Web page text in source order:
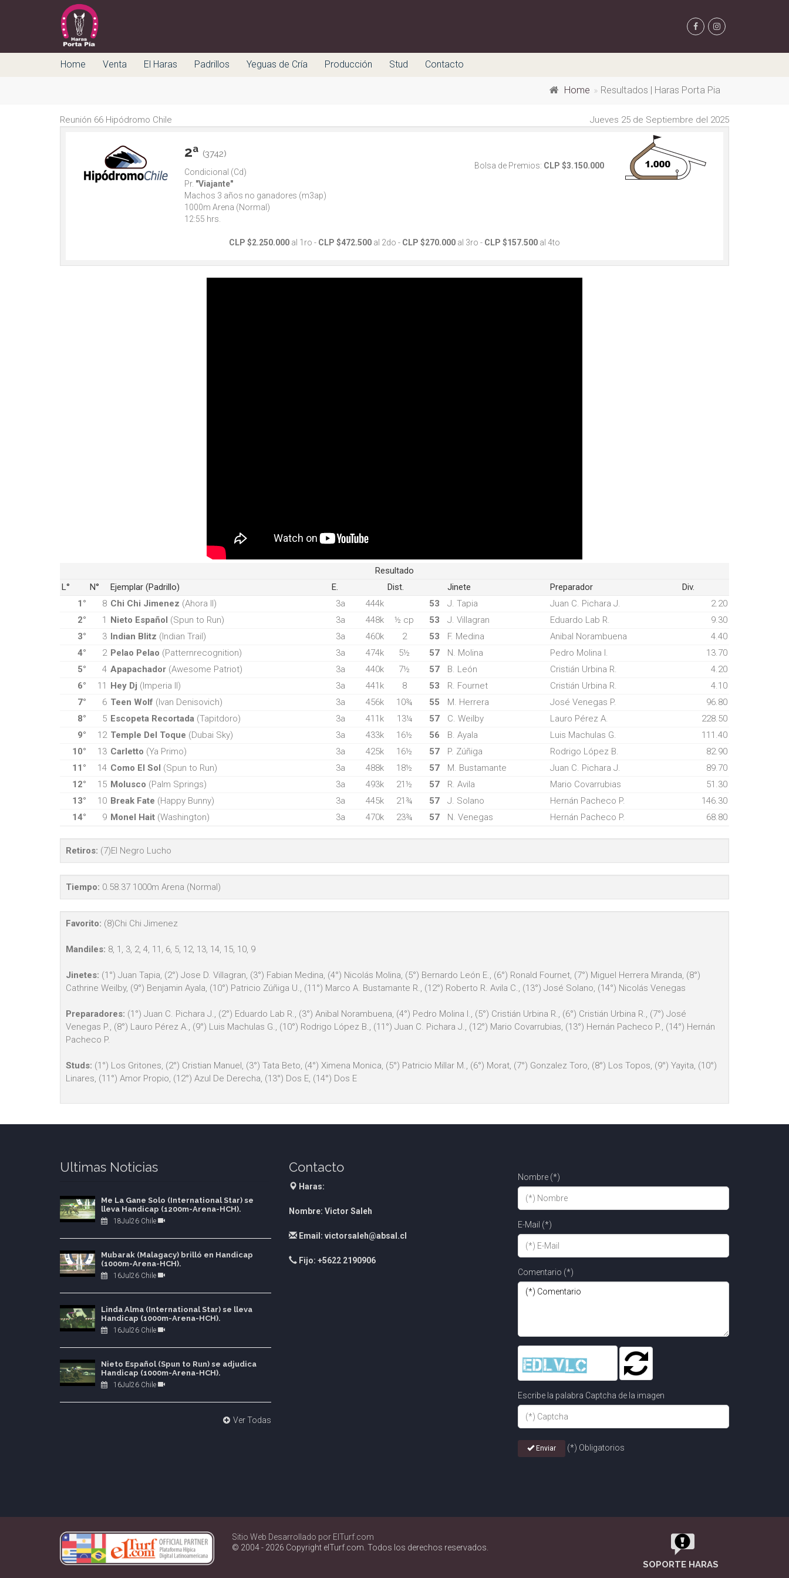
Home Venta El Haras Padrillos Yeguas de Cría Producción Stud Contacto
Home Resultados | Haras Porta Pia
Reunión 66 Hipódromo Chile Jueves 25 de Septiembre del 2025
2ª (3742)
Condicional (Cd)
Pr. "Viajante"
Machos 3 años no ganadores (m3ap)
1000m Arena (Normal)
12:55 hrs.
Bolsa de Premios: CLP $3.150.000
CLP $2.250.000 al 1ro - CLP $472.500 al 2do - CLP $270.000 al 3ro - CLP $157.500 al 4to
Resultado
L°
N° Ejemplar (Padrillo) E. Dist. Jinete Preparador
Div.
1°
8 Chi Chi Jimenez (Ahora II) 3a 444k 53 J. Tapia Juan C. Pichara J.
2.20
2°
1 Nieto Español (Spun to Run) 3a 448k ½ cp 53 J. Villagran Eduardo Lab R.
9.30
3°
3 Indian Blitz (Indian Trail) 3a 460k 2 53 F. Medina Anibal Norambuena
4.40
4°
2 Pelao Pelao (Patternrecognition) 3a 474k 5½ 57 N. Molina Pedro Molina I.
13.70
5°
4 Apapachador (Awesome Patriot) 3a 440k 7½ 57 B. León Cristián Urbina R.
4.20
6°
11 Hey Dj (Imperia II) 3a 441k 8 53 R. Fournet Cristián Urbina R.
4.10
7°
6 Teen Wolf (Ivan Denisovich) 3a 456k 10¾ 55 M. Herrera José Venegas P.
96.80
8°
5 Escopeta Recortada (Tapitdoro) 3a 411k 13¼ 57 C. Weilby Lauro Pérez A.
228.50
9°
12 Temple Del Toque (Dubai Sky) 3a 433k 16½ 56 B. Ayala Luis Machulas G.
111.40
10°
13 Carletto (Ya Primo) 3a 425k 16½ 57 P. Zúñiga Rodrigo López B.
82.90
11°
14 Como El Sol (Spun to Run) 3a 488k 18½ 57 M. Bustamante Juan C. Pichara J.
89.70
12°
15 Molusco (Palm Springs) 3a 493k 21½ 57 R. Avila Mario Covarrubias
51.30
13°
10 Break Fate (Happy Bunny) 3a 445k 21¾ 57 J. Solano Hernán Pacheco P.
146.30
14°
9 Monel Hait (Washington) 3a 470k 23¾ 57 N. Venegas Hernán Pacheco P. 68.80
Retiros: (7)El Negro Lucho
Tiempo: 0.58.37 1000m Arena (Normal)
Favorito: (8)Chi Chi Jimenez
Mandiles: 8, 1, 3, 2, 4, 11, 6, 5, 12, 13, 14, 15, 10, 9
Jinetes: (1°) Juan Tapia, (2°) Jose D. Villagran, (3°) Fabian Medina, (4°) Nicolás Molina, (5°) Bernardo León E., (6°) Ronald Fournet, (7°) Miguel Herrera Miranda, (8°)
Cathrine Weilby, (9°) Benjamin Ayala, (10°) Patricio Zúñiga U., (11°) Marco A. Bustamante R., (12°) Roberto R. Avila C., (13°) José Solano, (14°) Nicolás Venegas
Preparadores: (1°) Juan C. Pichara J., (2°) Eduardo Lab R., (3°) Anibal Norambuena, (4°) Pedro Molina I., (5°) Cristián Urbina R., (6°) Cristián Urbina R., (7°) José
Venegas P., (8°) Lauro Pérez A., (9°) Luis Machulas G., (10°) Rodrigo López B., (11°) Juan C. Pichara J., (12°) Mario Covarrubias, (13°) Hernán Pacheco P., (14°) Hernán
Pacheco P.
Studs: (1°) Los Gritones, (2°) Cristian Manuel, (3°) Tata Beto, (4°) Ximena Monica, (5°) Patricio Millar M., (6°) Morat, (7°) Gonzalez Toro, (8°) Los Topos, (9°) Yayita, (10°)
Linares, (11°) Amor Propio, (12°) Azul De Derecha, (13°) Dos E, (14°) Dos E
Ultimas Noticias
Me La Gane Solo (International Star) se
lleva Handicap (1200m-Arena-HCH).
18Jul26 Chile
Mubarak (Malagacy) brilló en Handicap
(1000m-Arena-HCH).
16Jul26 Chile
Linda Alma (International Star) se lleva
Handicap (1000m-Arena-HCH).
16Jul26 Chile
Nieto Español (Spun to Run) se adjudica
Handicap (1000m-Arena-HCH).
16Jul26 Chile
Ver Todas
Contacto
Haras:
Nombre: Victor Saleh
Email: victorsaleh@absal.cl
Fijo: +5622 2190906
Nombre (*)
E-Mail (*)
Comentario (*)
Escribe la palabra Captcha de la imagen
Enviar (*) Obligatorios
Sitio Web Desarrollado por ElTurf.com
© 2004 - 2026 Copyright elTurf.com. Todos los derechos reservados.
SOPORTE HARAS